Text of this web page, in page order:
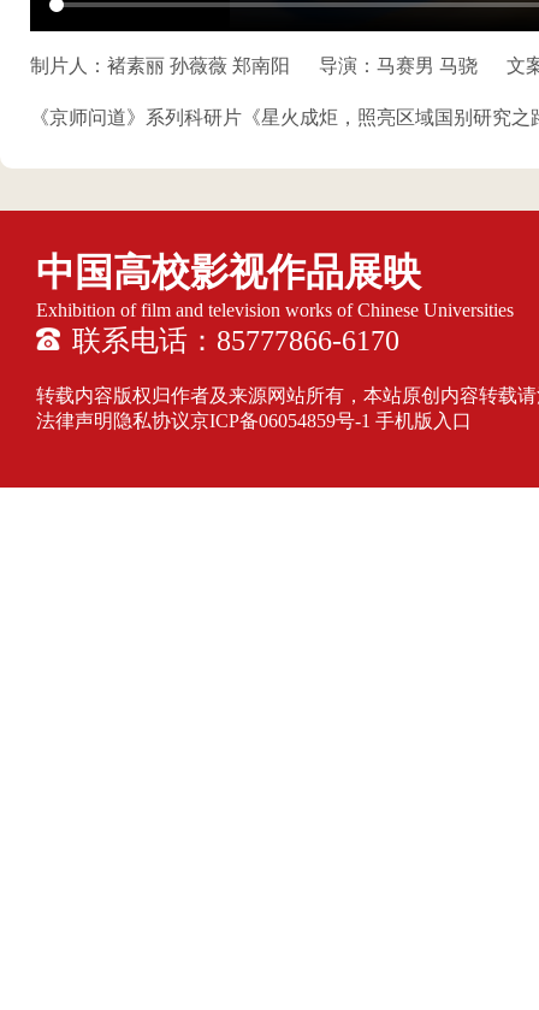
制片人：褚素丽 孙薇薇 郑南阳 导演：马赛男 马骁 文
《京师问道》系列科研片《星火成炬，照亮区域国别研究之
中国高校影视作品展映
Exhibition of film and television works of Chinese Universities
联系电话：85777866-6170
转载内容版权归作者及来源网站所有，本站原创内容转载
法律声明隐私协议京ICP备06054859号-1 手机版入口